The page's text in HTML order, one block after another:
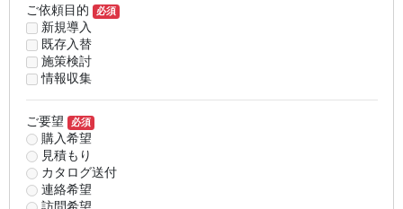
ご依頼目的 必須
新規導入
既存入替
施策検討
情報収集
ご要望 必須
購入希望
見積もり
カタログ送付
連絡希望
訪問希望